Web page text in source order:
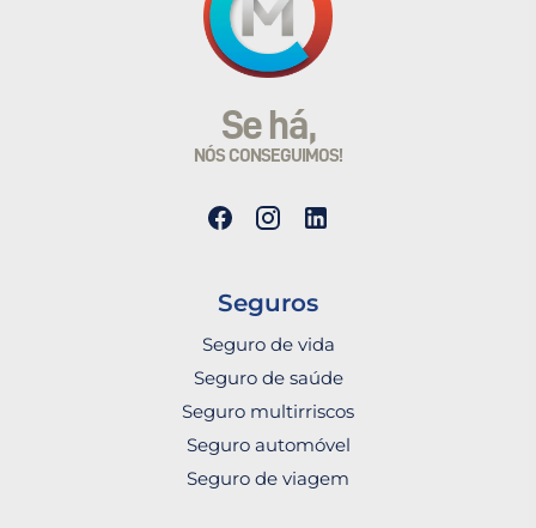
Se há,
NÓS CONSEGUIMOS!
Seguros
Seguro de vida
Seguro de saúde
Seguro multirriscos
Seguro automóvel
Seguro de viagem